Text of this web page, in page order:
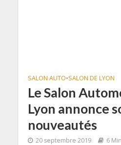
SALON AUTO•SALON DE LYON
Le Salon
Lyon annonce
nouveautés
20 septembre 2019 6